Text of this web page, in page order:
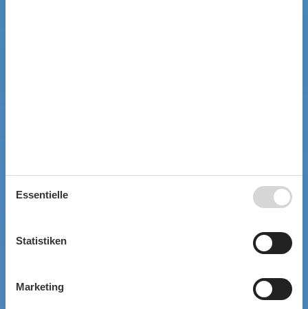
Essentielle
Statistiken
Marketing